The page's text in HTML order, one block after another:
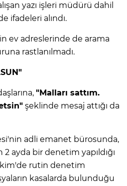
yazı işleri müdürü dahil
ifadeleri alındı.
ev adreslerinde de arama
rastlanılmadı.
"Malları sattım.
şeklinde mesaj attığı da
adli emanet bürosunda,
2 ayda bir denetim yapıldığı
rutin denetim
kasalarda bulunduğu